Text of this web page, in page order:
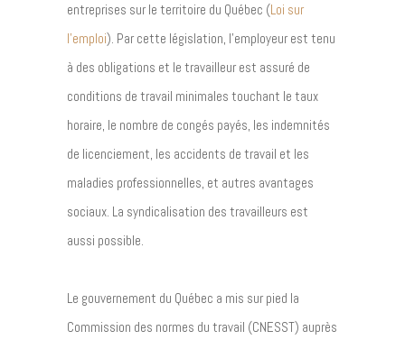
entreprises sur le territoire du Québec (Loi sur
l’emploi). Par cette législation, l’employeur est tenu
à des obligations et le travailleur est assuré de
conditions de travail minimales touchant le taux
horaire, le nombre de congés payés, les indemnités
de licenciement, les accidents de travail et les
maladies professionnelles, et autres avantages
sociaux. La syndicalisation des travailleurs est
aussi possible.
Le gouvernement du Québec a mis sur pied la
Commission des normes du travail (CNESST) auprès